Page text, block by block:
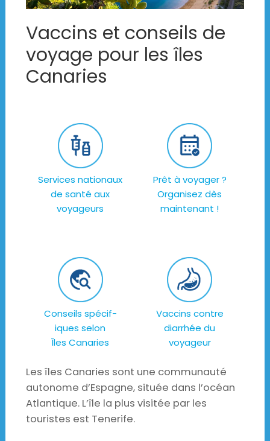
Vaccins et conseils de
voyage pour les îles
Canaries
Services nationaux
de santé aux
voyageurs
Prêt à voyager ?
Organisez dès
maintenant !
Conseils spécif-
iques selon
Îles Canaries
Vaccins contre
diarrhée du
voyageur
Les îles Canaries sont une communauté
autonome d’Espagne, située dans l’océan
Atlantique. L’île la plus visitée par les
touristes est Tenerife.